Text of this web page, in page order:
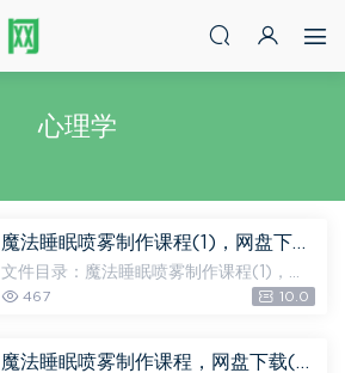
心理学
魔法睡眠喷雾制作课程(1)，网盘下载(76.04K)
文件目录：魔法睡眠喷雾制作课程(1)，文
件大小：76.04K 魔法睡眠喷雾制作课程.p
载链接。
467 10.0
魔法睡眠喷雾制作课程，网盘下载(76.04K)